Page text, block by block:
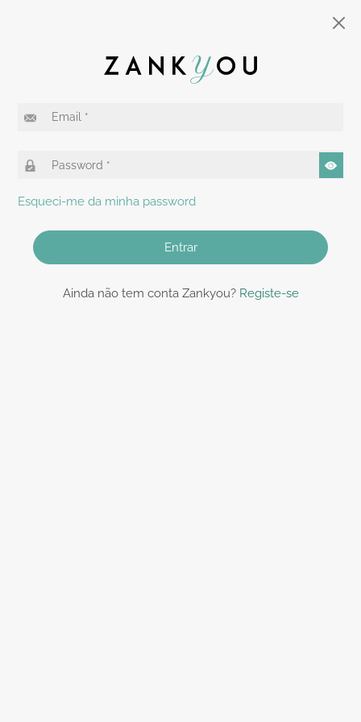
Esqueci-me da minha password
Entrar
Ainda não tem conta Zankyou? Registe-se